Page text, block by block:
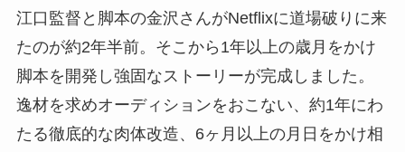
江口監督と脚本の金沢さんがNetflixに道場破りに来
たのが約2年半前。そこから1年以上の歳月をかけ
脚本を開発し強固なストーリーが完成しました。
逸材を求めオーディションをおこない、約1年にわ
たる徹底的な肉体改造、6ヶ月以上の月日をかけ相